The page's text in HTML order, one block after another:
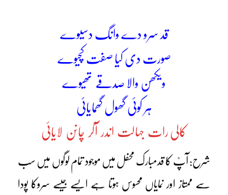
قد سرو دے وانگ دسیوے
صورت دی کیا صفت کچیوے
ویکھن والا صدقے تھیوے
ہر کوئی گھول گھمایائی
کالی رات جہالت اندر آکر چانن لایائی
شرح: آپؒ کا قدمبارک محفل میں موجود تمام لوگوں میں سب
سے ممتاز اور نمایاں محسوس ہوتا ہے ایسے جیسے سروکا پودا